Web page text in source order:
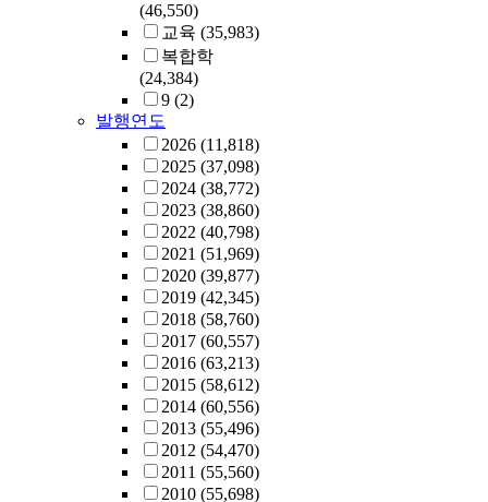
(46,550)
교육 (35,983)
복합학
(24,384)
9 (2)
발행연도
2026 (11,818)
2025 (37,098)
2024 (38,772)
2023 (38,860)
2022 (40,798)
2021 (51,969)
2020 (39,877)
2019 (42,345)
2018 (58,760)
2017 (60,557)
2016 (63,213)
2015 (58,612)
2014 (60,556)
2013 (55,496)
2012 (54,470)
2011 (55,560)
2010 (55,698)